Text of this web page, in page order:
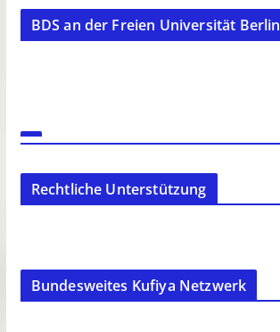
BDS an der Freien Universität Berlin
Rechtliche Unterstützung
Bundesweites Kufiya Netzwerk